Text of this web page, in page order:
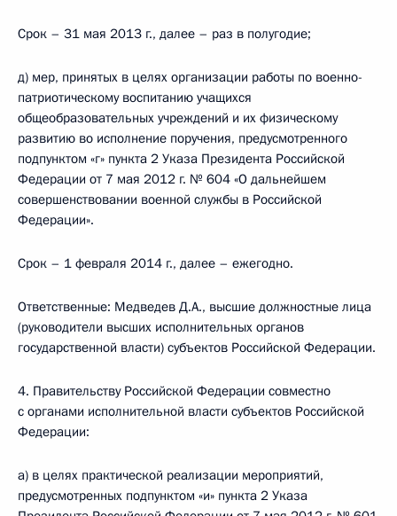
Срок – 31 мая 2013 г., далее – раз в полугодие;
д) мер, принятых в целях организации работы по военно-
патриотическому воспитанию учащихся
общеобразовательных учреждений и их физическому
развитию во исполнение поручения, предусмотренного
подпунктом «г» пункта 2 Указа Президента Российской
Федерации от 7 мая 2012 г. № 604 «О дальнейшем
совершенствовании военной службы в Российской
Федерации».
Срок – 1 февраля 2014 г., далее – ежегодно.
Ответственные: Медведев Д.А., высшие должностные лица
(руководители высших исполнительных органов
государственной власти) субъектов Российской Федерации.
4. Правительству Российской Федерации совместно
с органами исполнительной власти субъектов Российской
Федерации:
а) в целях практической реализации мероприятий,
предусмотренных подпунктом «и» пункта 2 Указа